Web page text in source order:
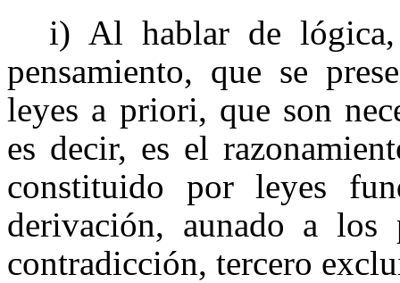
i) Al hablar de
pensamiento, que se
leyes a priori, que son
es decir, es el
constituido por leyes
derivación, aunado a
contradicción, tercero